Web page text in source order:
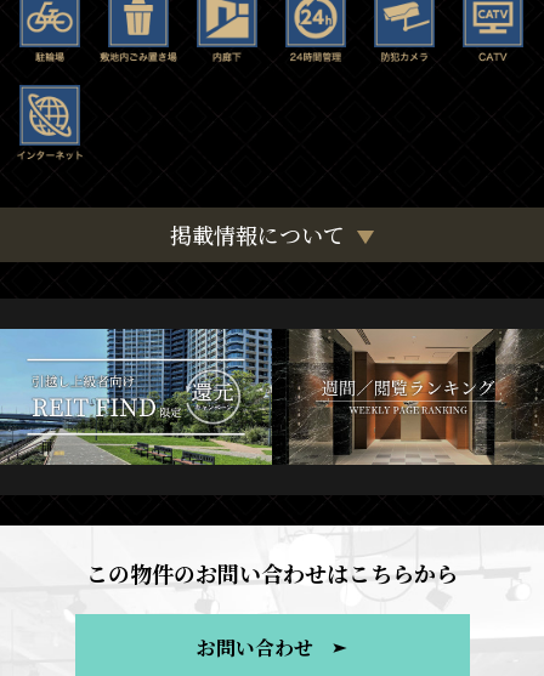
掲載情報について
この物件のお問い合わせはこちらから
お問い合わせ